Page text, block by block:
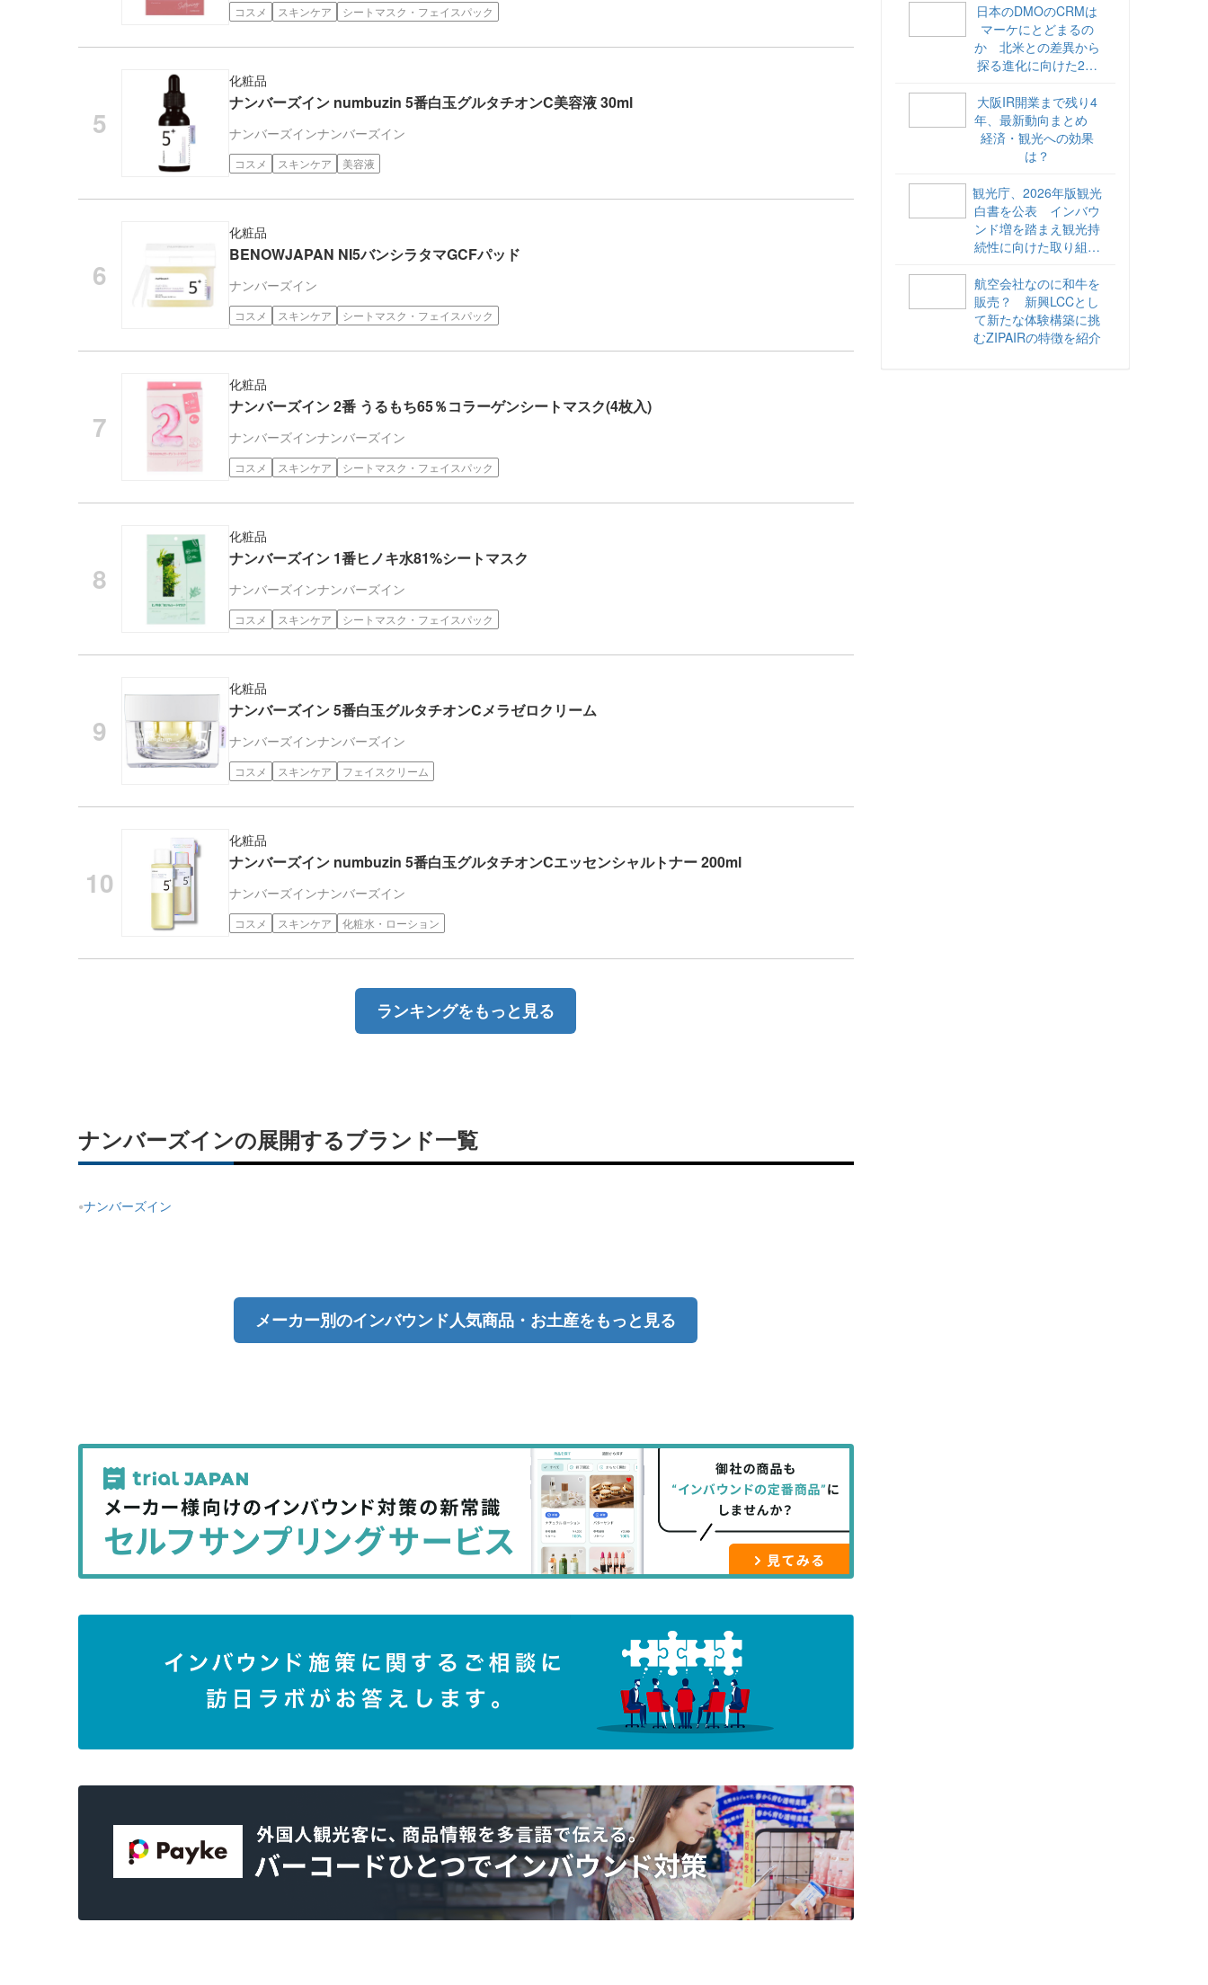
コスメ スキンケア シートマスク・フェイスパック
化粧品
ナンバーズイン numbuzin 5番白玉グルタチオンC美容液 30ml
ナンバーズインナンバーズイン
コスメ スキンケア 美容液
化粧品
BENOWJAPAN NI5バンシラタマGCFパッド
ナンバーズイン
コスメ スキンケア シートマスク・フェイスパック
化粧品
ナンバーズイン 2番 うるもち65％コラーゲンシートマスク(4枚入)
ナンバーズインナンバーズイン
コスメ スキンケア シートマスク・フェイスパック
化粧品
ナンバーズイン 1番ヒノキ水81%シートマスク
ナンバーズインナンバーズイン
コスメ スキンケア シートマスク・フェイスパック
化粧品
ナンバーズイン 5番白玉グルタチオンCメラゼロクリーム
ナンバーズインナンバーズイン
コスメ スキンケア フェイスクリーム
化粧品
ナンバーズイン numbuzin 5番白玉グルタチオンCエッセンシャルトナー 200ml
ナンバーズインナンバーズイン
コスメ スキンケア 化粧水・ローション
ランキングをもっと見る
ナンバーズインの展開するブランド一覧
ナンバーズイン
メーカー別のインバウンド人気商品・お土産をもっと見る
日本のDMOのCRMは
マーケにとどまるの
か 北米との差異から
探る進化に向けた2ス
海外DMOのリアル
vol.6】
大阪IR開業まで残り4
年、最新動向まとめ
経済・観光への効果
は？
観光庁、2026年版観光
白書を公表 インバウ
ンド増を踏まえ観光持
続性に向けた取り組み
航空会社なのに和牛を
販売？ 新興LCCとし
て新たな体験構築に挑
むZIPAIRの特徴を紹介